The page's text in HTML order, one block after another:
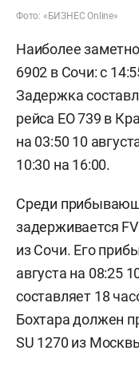
Фото: «БИЗНЕС Online»
Наиболее
6902 в Сочи: с
Задержка
рейса EO 739 в
на 03:50 10
10:30 на 16:00.
Среди
задерживается
из Сочи. Его
августа на 08:25
составляет 18
Бохтара должен
SU 1270 из